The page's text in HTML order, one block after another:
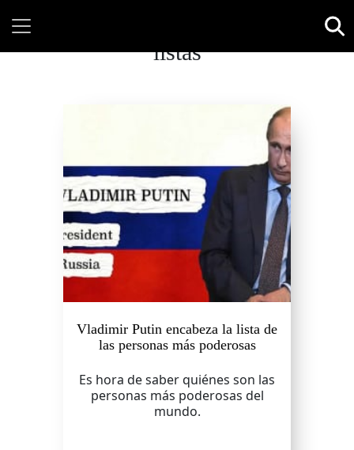
listas
Vladimir Putin encabeza la lista de
las personas más poderosas
Es hora de saber quiénes son las
personas más poderosas del
mundo.